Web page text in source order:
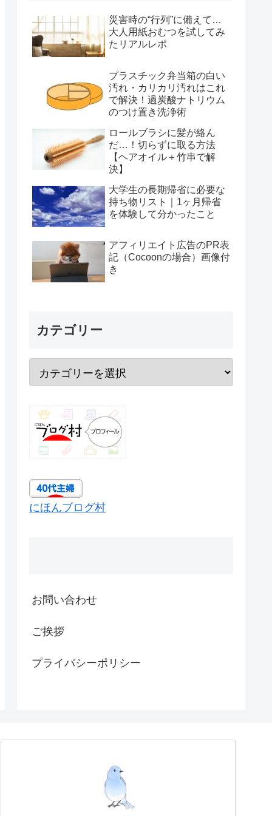
災害時の“行列”に備えて…
大人用紙おむつを試してみ
たリアルレポ
プラスチック弁当箱の白い
汚れ・カリカリ汚れはこれ
で解決！過炭酸ナトリウム
のつけ置き洗浄術
ロールブラシに髪が絡ん
だ…！切らずに取る方法
【ヘアオイル＋竹串で解
決】
大学生の長期帰省に必要な
持ち物リスト｜1ヶ月帰省
を体験して分かったこと
アフィリエイト広告のPR表
記（Cocoonの場合）画像付
き
カテゴリー
にほんブログ村
お問い合わせ
ご挨拶
プライバシーポリシー